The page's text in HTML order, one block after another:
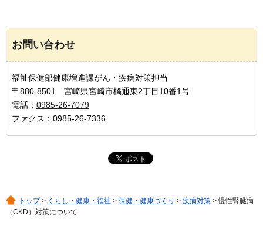
お問い合わせ
福祉保健部健康増進課がん・疾病対策担当
〒880-8501 宮崎県宮崎市橘通東2丁目10番1号
電話： 0985-26-7079
ファクス：0985-26-7336
トップ> くらし・健康・福祉 > 保健・健康づくり > 疾病対策 > 慢性腎臓病
（CKD）対策について